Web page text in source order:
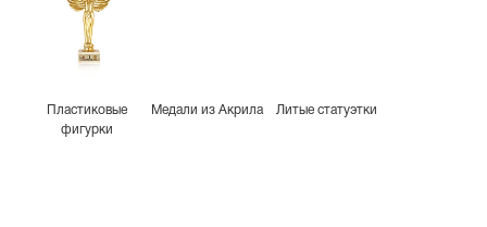
Пластиковые
фигурки
Медали из Акрила Литые статуэтки